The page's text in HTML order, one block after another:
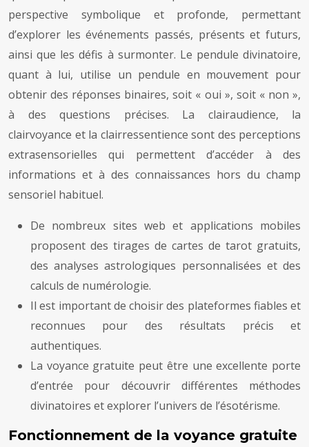
perspective symbolique et profonde, permettant
d’explorer les événements passés, présents et futurs,
ainsi que les défis à surmonter. Le pendule divinatoire,
quant à lui, utilise un pendule en mouvement pour
obtenir des réponses binaires, soit « oui », soit « non »,
à des questions précises. La clairaudience, la
clairvoyance et la clairressentience sont des perceptions
extrasensorielles qui permettent d’accéder à des
informations et à des connaissances hors du champ
sensoriel habituel.
De nombreux sites web et applications mobiles
proposent des tirages de cartes de tarot gratuits,
des analyses astrologiques personnalisées et des
calculs de numérologie.
Il est important de choisir des plateformes fiables et
reconnues pour des résultats précis et
authentiques.
La voyance gratuite peut être une excellente porte
d’entrée pour découvrir différentes méthodes
divinatoires et explorer l’univers de l’ésotérisme.
Fonctionnement de la voyance gratuite